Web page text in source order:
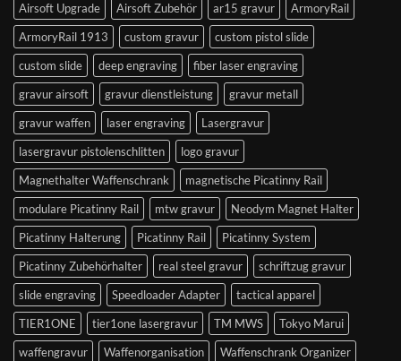
Airsoft Upgrade
Airsoft Zubehör ar15 gravur
ArmoryRail
ArmoryRail 1913
custom gravur
custom pistol slide
custom slide
deep engraving
fiber laser engraving
gravur airsoft
gravur dienstleistung
gravur metall
gravur waffen
laser engraving
Lasergravur
lasergravur pistolenschlitten
logo gravur
Magnethalter Waffenschrank
magnetische Picatinny Rail
modulare Picatinny Rail
mtw gravur
Neodym Magnet Halter
Picatinny Halterung
Picatinny Rail
Picatinny System
Picatinny Zubehörhalter
real steel gravur
schriftzug gravur
slide engraving
Speedloader Adapter
tactical apparel
TIER1ONE
tier1one lasergravur TM MWS
Tokyo Marui
waffengravur
Waffenorganisation
Waffenschrank Organizer